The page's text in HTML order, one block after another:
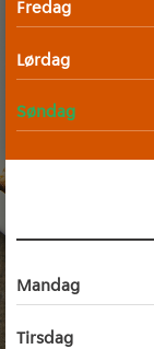
Fredag
Lørdag
Søndag
Mandag
Tirsdag